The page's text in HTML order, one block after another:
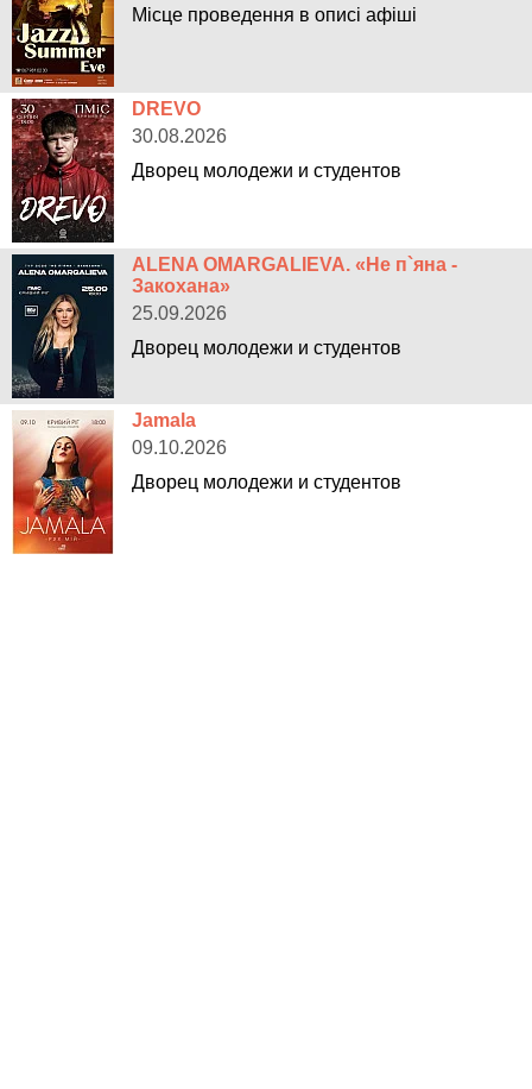
Місце проведення в описі афіші
DREVO
30.08.2026
Дворец молодежи и студентов
ALENA OMARGALIEVA. «Не п`яна -
Закохана»
25.09.2026
Дворец молодежи и студентов
Jamala
09.10.2026
Дворец молодежи и студентов